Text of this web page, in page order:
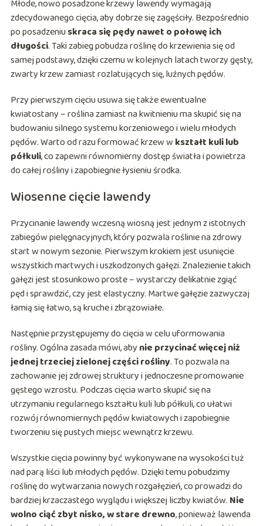
Młode, nowo posadzone krzewy lawendy wymagają
zdecydowanego cięcia, aby dobrze się zagęściły. Bezpośrednio
po posadzeniuskraca się pędy nawet o połowę ich
długości. Taki zabieg pobudza roślinę do krzewienia się od
samej podstawy, dzięki czemu w kolejnych latach tworzy gęsty,
zwarty krzew zamiast rozlatujących się, luźnych pędów.
Przy pierwszym cięciu usuwa się także ewentualne
kwiatostany – roślina zamiast na kwitnieniu ma skupić się na
budowaniu silnego systemu korzeniowego i wielu młodych
pędów. Warto od razu formować krzew w kształt kuli lub
półkuli, co zapewni równomierny dostęp światła i powietrza
do całej rośliny i zapobiegnie łysieniu środka.
Wiosenne cięcie lawendy
Przycinanie lawendy wczesną wiosną jest jednym z istotnych
zabiegów pielęgnacyjnych, który pozwala roślinie na zdrowy
start w nowym sezonie. Pierwszym krokiem jest usunięcie
wszystkich martwych i uszkodzonych gałęzi. Znalezienie takich
gałęzi jest stosunkowo proste – wystarczy delikatnie zgiąć
pęd i sprawdzić, czy jest elastyczny. Martwe gałęzie zazwyczaj
łamią się łatwo, są kruche i zbrązowiałe.
Następnie przystępujemy do cięcia w celu uformowania
rośliny. Ogólna zasada mówi, aby nie przycinać więcej niż
jednej trzeciej zielonej części rośliny. To pozwala na
zachowanie jej zdrowej struktury i jednoczesne promowanie
gęstego wzrostu. Podczas cięcia warto skupić się na
utrzymaniu regularnego kształtu kuli lub półkuli, co ułatwi
rozwój równomiernych pędów kwiatowych i zapobiegnie
tworzeniu się pustych miejsc wewnątrz krzewu.
Wszystkie cięcia powinny być wykonywane na wysokości tuż
nad parą liści lub młodych pędów. Dzięki temu pobudzimy
roślinę do wytwarzania nowych rozgałęzień, co prowadzi do
bardziej krzaczastego wyglądu i większej liczby kwiatów. Nie
wolno ciąć zbyt nisko, w stare drewno, ponieważ lawenda